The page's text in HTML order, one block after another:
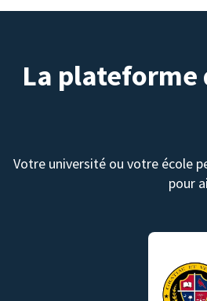
La plateforme
Votre université ou votre école
pour